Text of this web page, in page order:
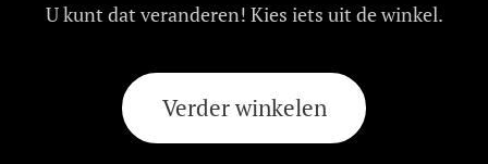
U kunt dat veranderen! Kies iets uit de winkel.
Verder winkelen